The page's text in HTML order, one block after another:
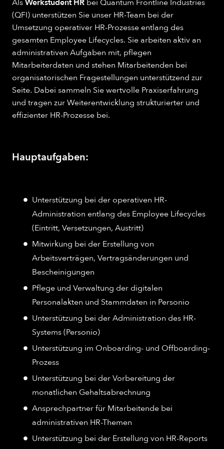
AlsWerkstudent HR bei Quantum Frontline Industries
(QFI) unterstützen Sie unser HR-Team bei der
Umsetzung operativer HR-Prozesse entlang des
gesamten Employee Lifecycles. Sie arbeiten aktiv an
administrativen Aufgaben mit, pflegen
Mitarbeiterdaten und stehen Mitarbeitenden bei
organisatorischen Fragestellungen unterstützend zur
Seite. Dabei sammeln Sie wertvolle Praxiserfahrung
und tragen zur Weiterentwicklung strukturierter und
effizienter HR-Prozesse bei.
Hauptaufgaben:
Unterstützung bei der operativen HR-
Administration entlang des Employee Lifecycles
(Eintritt, Versetzungen, Austritt)
Mitwirkung bei der Erstellung von
Arbeitsverträgen, Vertragsänderungen und
Bescheinigungen
Pflege und Verwaltung der digitalen
Personalakten und Stammdaten in Personio
Unterstützung bei der Administration des HR-
Systems (Personio)
Unterstützung im Onboarding- und Offboarding-
Prozess
Unterstützung bei der Vorbereitung der
monatlichen Gehaltsabrechnung
Ansprechpartner für Mitarbeitende bei
administrativen HR-Themen
Unterstützung bei der Erstellung von HR-Reports